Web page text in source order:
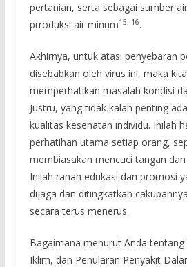
pertanian, serta sebagai sumber
prroduksi air minum15, 16.
Akhirnya, untuk atasi penyebaran
disebabkan oleh virus ini, maka
memperhatikan masalah kondisi
Justru, yang tidak kalah penting
kualitas kesehatan individu. Inilah
perhatihan utama setiap orang,
membiasakan mencuci tangan
Inilah ranah edukasi dan promosi
dijaga dan ditingkatkan
secara terus menerus.
Bagaimana menurut Anda tentang
Iklim, dan Penularan Penyakit